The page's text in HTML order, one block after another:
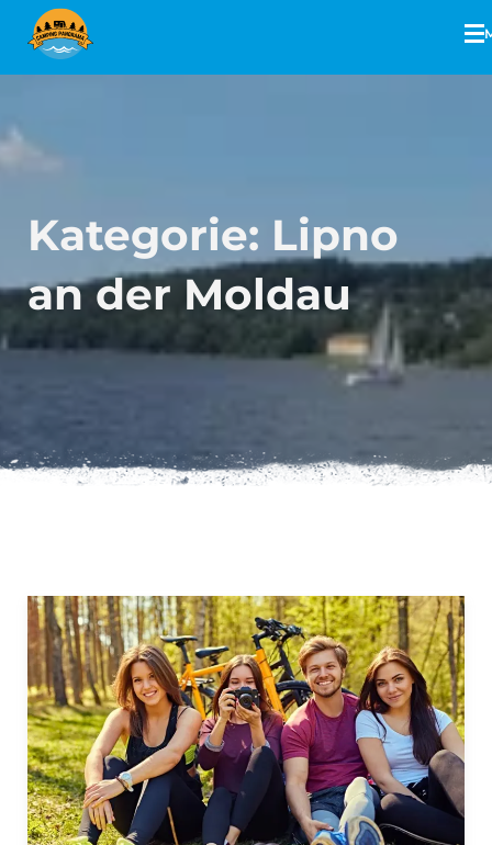
Kategorie: Lipno
an der Moldau